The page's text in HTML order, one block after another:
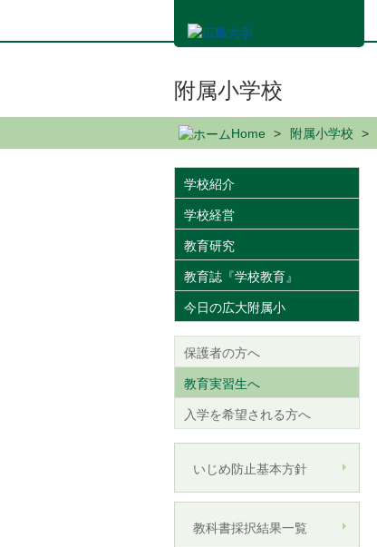
ン
附属小学校
Home 附属小学校
学校紹介
学校経営
教育研究
教育誌『学校教育』
今日の広大附属小
保護者の方へ
教育実習生へ
入学を希望される方へ
いじめ防止基本方針
教科書採択結果一覧